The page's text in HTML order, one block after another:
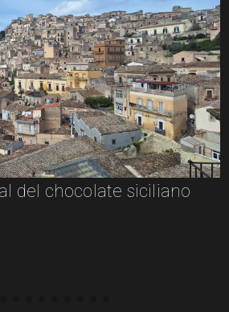
del chocolate siciliano